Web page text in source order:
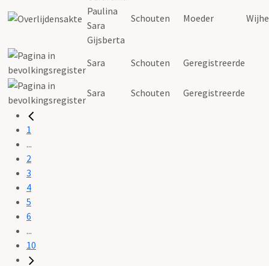
Paulina
Sara
Gijsberta
Schouten Moeder Wijhe
Sara Schouten Geregistreerde
Sara Schouten Geregistreerde
1
...
2
3
4
5
6
...
10